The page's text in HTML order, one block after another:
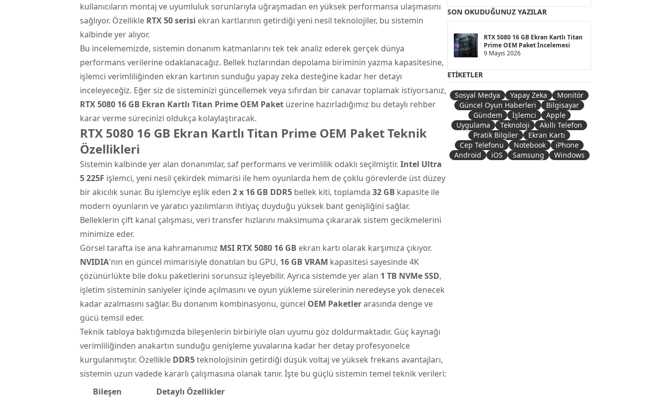
kullanıcıların montaj ve uyumluluk sorunlarıyla uğraşmadan en yüksek performansa ulaşmasını
sağlıyor. Özellikle RTX 50 serisi ekran kartlarının getirdiği yeni nesil teknolojiler, bu sistemin
kalbinde yer alıyor.
Bu incelememizde, sistemin donanım katmanlarını tek tek analiz ederek gerçek dünya
performans verilerine odaklanacağız. Bellek hızlarından depolama biriminin yazma kapasitesine,
işlemci verimliliğinden ekran kartının sunduğu yapay zeka desteğine kadar her detayı
inceleyeceğiz. Eğer siz de sisteminizi güncellemek veya sıfırdan bir canavar toplamak istiyorsanız,
RTX 5080 16 GB Ekran Kartlı Titan Prime OEM Paket üzerine hazırladığımız bu detaylı rehber
karar verme sürecinizi oldukça kolaylaştıracak.
RTX 5080 16 GB Ekran Kartlı Titan Prime OEM Paket Teknik
Özellikleri
Sistemin kalbinde yer alan donanımlar, saf performans ve verimlilik odaklı seçilmiştir. Intel Ultra
5 225F işlemci, yeni nesil çekirdek mimarisi ile hem oyunlarda hem de çoklu görevlerde üst düzey
bir akıcılık sunar. Bu işlemciye eşlik eden 2 x 16 GB DDR5 bellek kiti, toplamda 32 GB kapasite ile
modern oyunların ve yaratıcı yazılımların ihtiyaç duyduğu yüksek bant genişliğini sağlar.
Belleklerin çift kanal çalışması, veri transfer hızlarını maksimuma çıkararak sistem gecikmelerini
minimize eder.
Görsel tarafta ise ana kahramanımız MSI RTX 5080 16 GB ekran kartı olarak karşımıza çıkıyor.
NVIDIA'nın en güncel mimarisiyle donatılan bu GPU, 16 GB VRAM kapasitesi sayesinde 4K
çözünürlükte bile doku paketlerini sorunsuz işleyebilir. Ayrıca sistemde yer alan 1 TB NVMe SSD,
işletim sisteminin saniyeler içinde açılmasını ve oyun yükleme sürelerinin neredeyse yok denecek
kadar azalmasını sağlar. Bu donanım kombinasyonu, güncel OEM Paketlerarasında denge ve
gücü temsil eder.
Teknik tabloya baktığımızda bileşenlerin birbiriyle olan uyumu göz doldurmaktadır. Güç kaynağı
verimliliğinden anakartın sunduğu genişleme yuvalarına kadar her detay profesyonelce
kurgulanmıştır. Özellikle DDR5teknolojisinin getirdiği düşük voltaj ve yüksek frekans avantajları,
sistemin uzun vadede kararlı çalışmasına olanak tanır. İşte bu güçlü sistemin temel teknik verileri:
Bileşen
Detaylı Özellikler
SON OKUDUĞUNUZ YAZILAR
RTX 5080 16 GB Ekran Kartlı Titan
Prime OEM Paket İncelemesi
9 Mayıs 2026
ETIKETLER
Sosyal Medya Yapay Zeka
Monitör
Güncel Oyun Haberleri
Bilgisayar
Gündem
İşlemci
Apple
Uygulama
Teknoloji
Akıllı Telefon
Pratik Bilgiler
Ekran Kartı
Cep Telefonu
Notebook
iPhone
Android
iOS Samsung Windows